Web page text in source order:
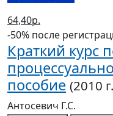
64,40р.
-50% после
Краткий курс
пособие (2010
Антосевич Г.С.